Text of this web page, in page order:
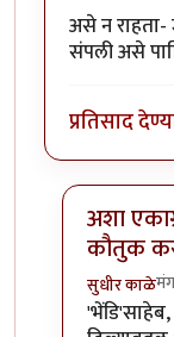
असे न राहता-
संपली असे
प्रतिसाद
अशा
कौतुक
सुधीर काळे
In reply